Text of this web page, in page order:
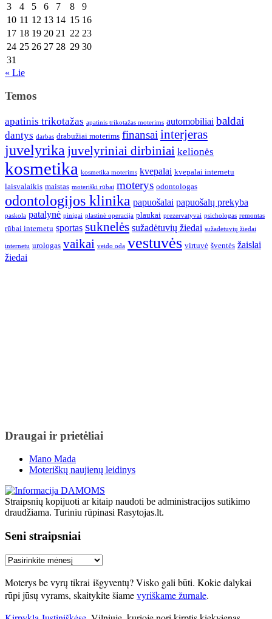
3
4 5 6 7 8
9
10 11 12 13 14 15 16
17 18 19 20 21 22 23
24 25 26 27 28 29 30
31
« Lie
Temos
apatinis trikotažas apatinis trikotažas moterims automobiliai baldai
dantys darbas drabužiai moterims finansai interjeras
juvelyrika juvelyriniai dirbiniai kelionės
kosmetika kosmetika moterims kvepalai kvepalai internetu
laisvalaikis maistas moteriški rūbai moterys odontologas
odontologijos klinika papuošalai papuošalų prekyba
paskola patalynė pinigai plastinė operacija plaukai prezervatyvai psichologas remontas
rūbai internetu sportas suknelės sužadėtuvių žiedai sužadėtuvių žiedai
internetu urologas vaikai veido oda vestuvės virtuvė šventės žaislai
žiedai
Draugai ir prietėliai
Mano Mada
Moteriškų naujienų leidinys
Straipsnių kopijuoti ar kitaip naudoti be administracijos sutikimo
draudžiama. Turiniu rūpinasi Rasytojas.lt.
Seni straipsniai
Seni
Moterys be vyrų tikrai išgyventų? Visko gali būti. Kokie dalykai
rūpi jūsų vyrams, skaitykite šiamevyriškame žurnale.